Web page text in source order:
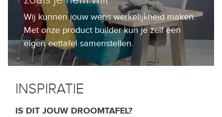
Wij kunnen jouw wens werkelijkheid maken.
Met onze product builder kun je zelf een
eigen eettafel samenstellen.
INSPIRATIE
IS DIT JOUW DROOMTAFEL?